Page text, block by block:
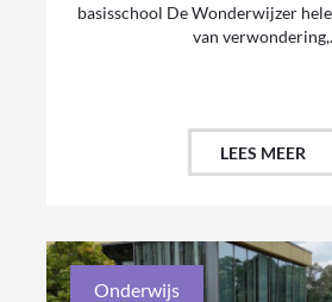
basisschool De Wonderwijzer
van
LEES MEER
Onderwijs